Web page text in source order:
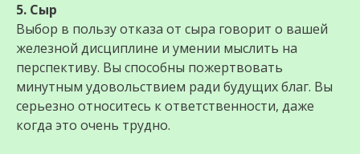
5. Сыр
Выбор в пользу отказа от сыра говорит о вашей
железной дисциплине и умении мыслить на
перспективу. Вы способны пожертвовать
минутным удовольствием ради будущих благ. Вы
серьезно относитесь к ответственности, даже
когда это очень трудно.